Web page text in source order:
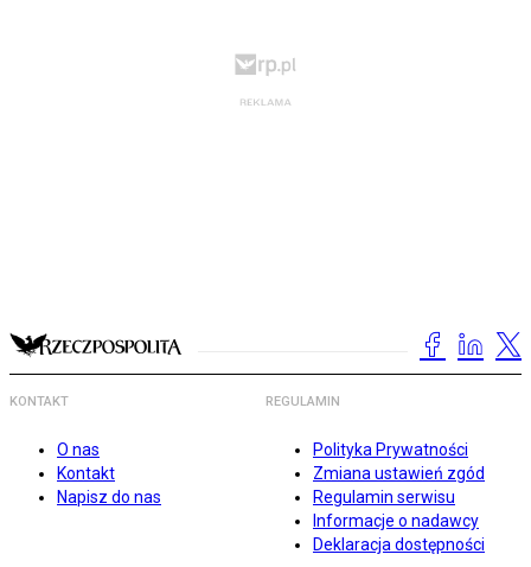
KONTAKT
O nas
Kontakt
Napisz do nas
REGULAMIN
Polityka Prywatności
Zmiana ustawień zgód
Regulamin serwisu
Informacje o nadawcy
Deklaracja dostępności